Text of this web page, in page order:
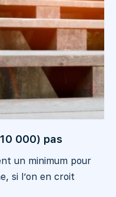
000) pas
un minimum pour
si l’on en croit